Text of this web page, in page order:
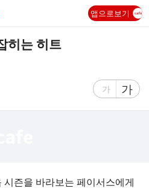
앱으로보기
히는 히트
글
게
가
글
자
게
가
즌을 바라보는 페이서스에게